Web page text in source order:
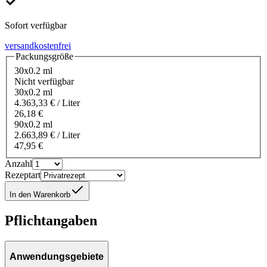
Sofort verfügbar
versandkostenfrei
Packungsgröße
30x0.2 ml
Nicht verfügbar
30x0.2 ml
4.363,33 € / Liter
26,18 €
90x0.2 ml
2.663,89 € / Liter
47,95 €
Anzahl
Rezeptart
In den Warenkorb
Pflichtangaben
Anwendungsgebiete